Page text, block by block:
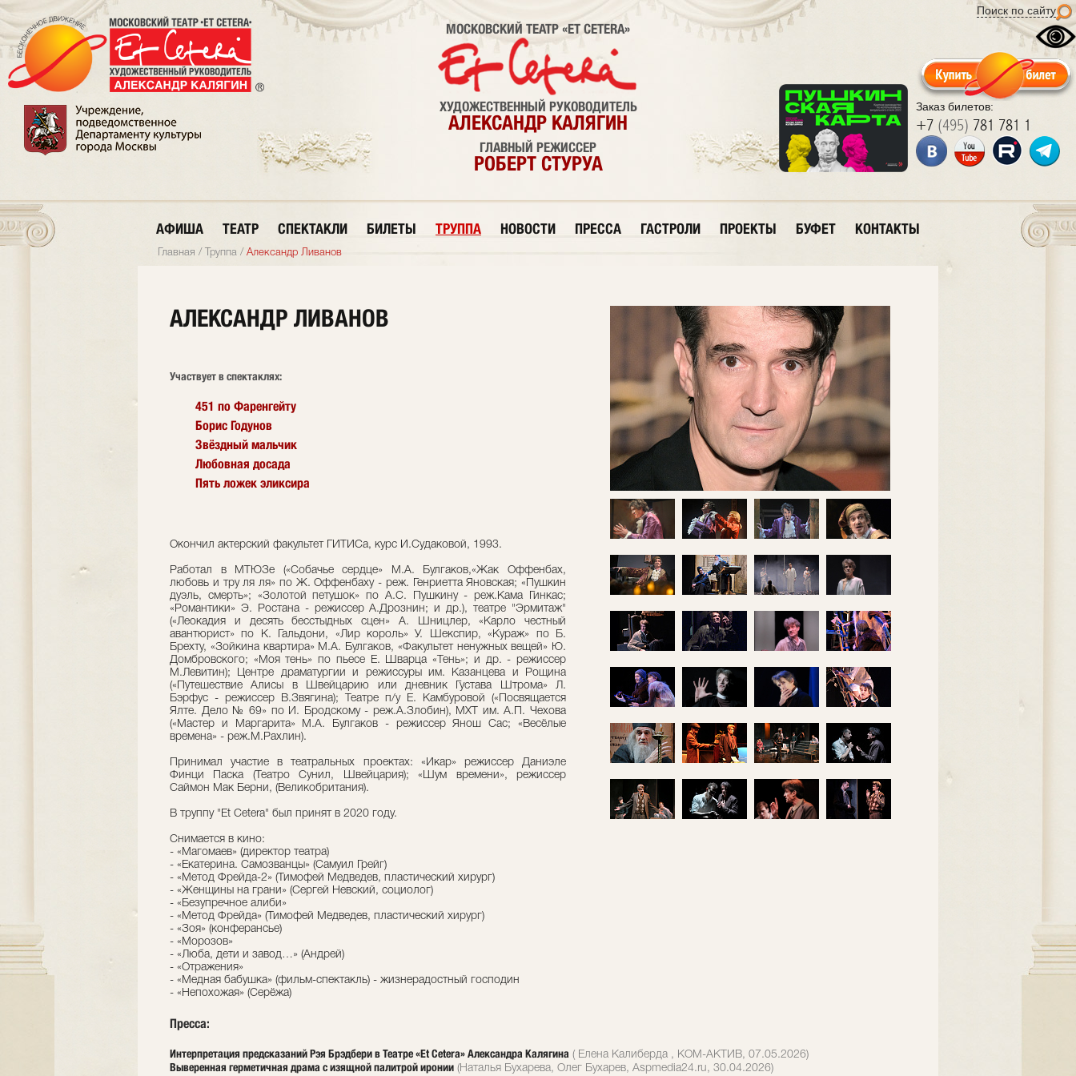
Поиск по сайту
Заказ билетов:
+7 (495) 781 781 1
МОСКОВСКИЙ ТЕАТР «ET CETERA»
ХУДОЖЕСТВЕННЫЙ РУКОВОДИТЕЛЬ
АЛЕКСАНДР КАЛЯГИН
ГЛАВНЫЙ РЕЖИССЕР
РОБЕРТ СТУРУА
АФИША ТЕАТР СПЕКТАКЛИ БИЛЕТЫ ТРУППА НОВОСТИ ПРЕССА ГАСТРОЛИ ПРОЕКТЫ БУФЕТ КОНТАКТЫ
Главная / Труппа / Александр Ливанов
АЛЕКСАНДР ЛИВАНОВ
Участвует в спектаклях:
451 по Фаренгейту
Борис Годунов
Звёздный мальчик
Любовная досада
Пять ложек эликсира
Окончил актерский факультет ГИТИСа, курс И.Судаковой, 1993.
Работал в МТЮЗе («Собачье сердце» М.А. Булгаков,«Жак Оффенбах,
любовь и тру ля ля» по Ж. Оффенбаху - реж. Генриетта Яновская; «Пушкин
дуэль, смерть»; «Золотой петушок» по А.С. Пушкину - реж.Кама Гинкас;
«Романтики» Э. Ростана - режиссер А.Дрознин; и др.), театре "Эрмитаж"
(«Леокадия и десять бесстыдных сцен» А. Шницлер, «Карло честный
авантюрист» по К. Гальдони, «Лир король» У. Шекспир, «Кураж» по Б.
Брехту, «Зойкина квартира» М.А. Булгаков, «Факультет ненужных вещей» Ю.
Домбровского; «Моя тень» по пьесе Е. Шварца «Тень»; и др. - режиссер
М.Левитин); Центре драматургии и режиссуры им. Казанцева и Рощина
(«Путешествие Алисы в Швейцарию или дневник Густава Штрома» Л.
Бэрфус - режиссер В.Звягина); Театре п/у Е. Камбуровой («Посвящается
Ялте. Дело № 69» по И. Бродскому - реж.А.Злобин), МХТ им. А.П. Чехова
(«Мастер и Маргарита» М.А. Булгаков - режиссер Янош Сас; «Весёлые
времена» - реж.М.Рахлин).
Принимал участие в театральных проектах: «Икар» режиссер Даниэле
Финци Паска (Театро Сунил, Швейцария); «Шум времени», режиссер
Саймон Мак Берни, (Великобритания).
В труппу "Et Cetera" был принят в 2020 году.
Снимается в кино:
- «Магомаев» (директор театра)
- «Екатерина. Самозванцы» (Самуил Грейг)
- «Метод Фрейда-2» (Тимофей Медведев, пластический хирург)
- «Женщины на грани» (Сергей Невский, социолог)
- «Безупречное алиби»
- «Метод Фрейда» (Тимофей Медведев, пластический хирург)
- «Зоя» (конферансье)
- «Морозов»
- «Люба, дети и завод…» (Андрей)
- «Отражения»
- «Медная бабушка» (фильм-спектакль) - жизнерадостный господин
- «Непохожая» (Серёжа)
Пресса:
Интерпретация предсказаний Рэя Брэдбери в Театре «Et Cetera» Александра Калягина ( Елена Калиберда , КОМ-АКТИВ, 07.05.2026)
Выверенная герметичная драма с изящной палитрой иронии (Наталья Бухарева, Олег Бухарев, Аspmedia24.ru, 30.04.2026)